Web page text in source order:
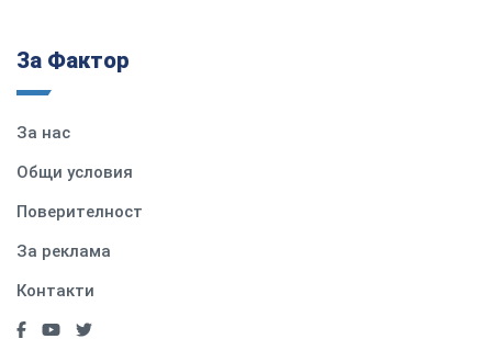
За Фактор
За нас
Общи условия
Поверителност
За реклама
Контакти